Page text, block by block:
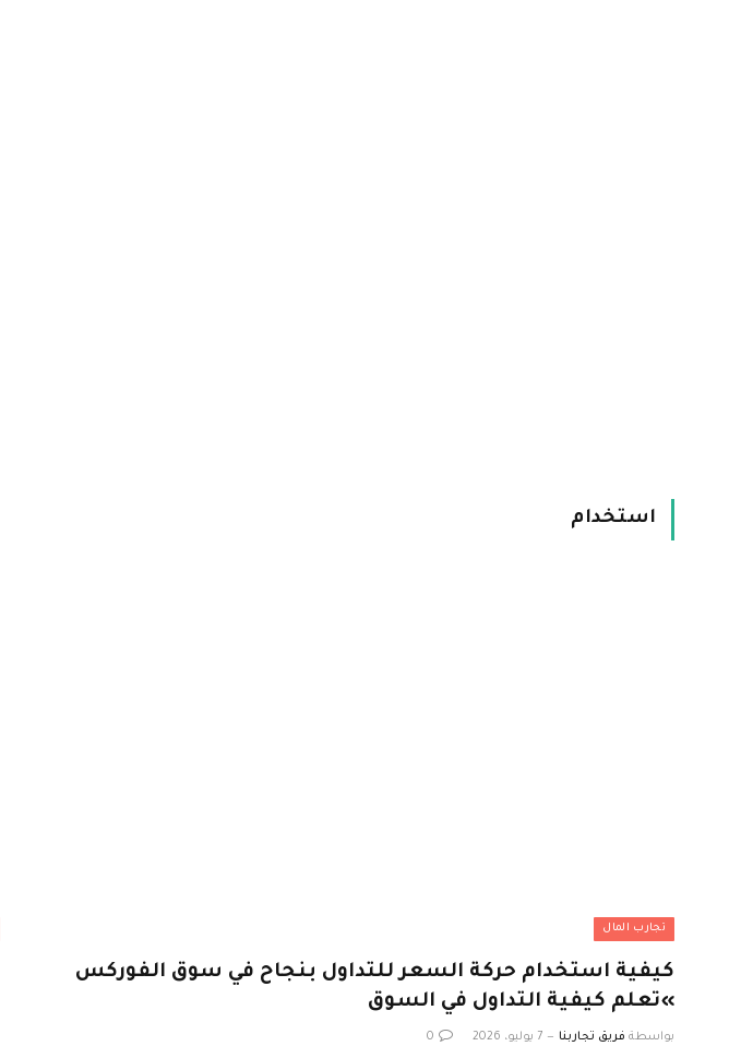
استخدام
تجارب المال
كيفية استخدام حركة السعر للتداول بنجاح في سوق الفوركس
»تعلم كيفية التداول في السوق
بواسطة فريق تجاربنا 7 يوليو، 2026 0